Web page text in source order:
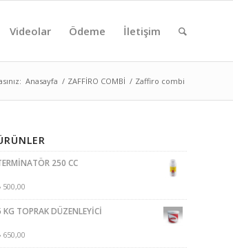
Videolar Ödeme İletişim
Anasayfa / ZAFFİRO COMBİ / Zaffiro combi
250 CC
500,00
KG TOPRAK DÜZENLEYİCİ
650,00